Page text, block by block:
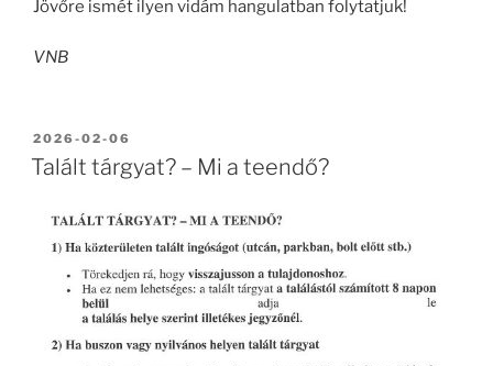
Jövőre ismét ilyen vidám hangulatban folytatjuk!
VNB
BEKÜLDVE:
2026-02-06
Talált tárgyat? – Mi a teendő?